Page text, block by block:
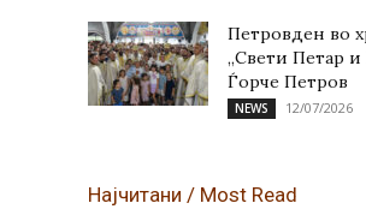
Петровден во
„Свети Петар и
Ѓорче Петров
NEWS 12/07/2026
Најчитани / Most Read